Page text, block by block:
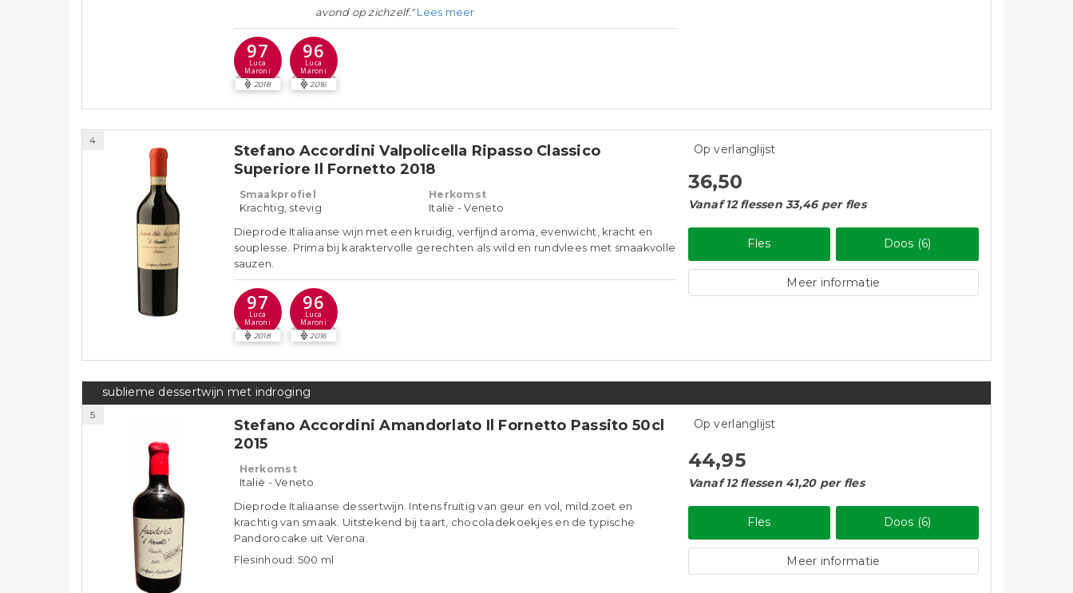
avond op zichzelf." Lees meer
97
Luca
Maroni
2018
96
Luca
Maroni
2016
4
Stefano Accordini Valpolicella Ripasso Classico
Superiore Il Fornetto 2018
Smaakprofiel
Krachtig, stevig
Herkomst
Italië - Veneto
Dieprode Italiaanse wijn met een kruidig, verfijnd aroma, evenwicht, kracht en
souplesse. Prima bij karaktervolle gerechten als wild en rundvlees met smaakvolle
sauzen.
97
Luca
Maroni
2018
96
Luca
Maroni
2016
Op verlanglijst
36,50
Vanaf 12 flessen 33,46 per fles
Fles Doos (6)
Meer informatie
sublieme dessertwijn met indroging
5
Stefano Accordini Amandorlato Il Fornetto Passito 50cl
2015
Herkomst
Italië - Veneto
Dieprode Italiaanse dessertwijn. Intens fruitig van geur en vol, mild zoet en
krachtig van smaak. Uitstekend bij taart, chocoladekoekjes en de typische
Pandorocake uit Verona.
Flesinhoud: 500 ml
Op verlanglijst
44,95
Vanaf 12 flessen 41,20 per fles
Fles Doos (6)
Meer informatie